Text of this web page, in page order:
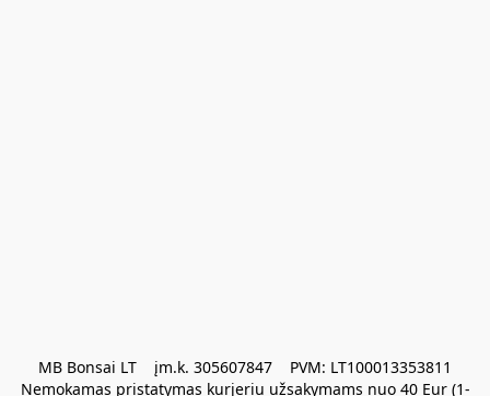
MB Bonsai LT    įm.k. 305607847    PVM: LT100013353811
Nemokamas pristatymas kurjeriu užsakymams nuo 40 Eur (1-